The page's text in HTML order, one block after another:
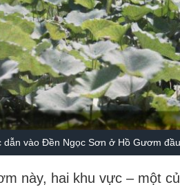
dẫn vào Đền Ngọc Sơn ở Hồ Gươm
này, hai khu vực – một